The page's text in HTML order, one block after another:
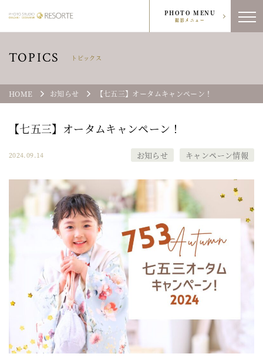
PHOTO MENU
撮影メニュー
TOPICS トピックス
HOME お知らせ 【七五三】オータムキャンペーン！
【七五三】オータムキャンペーン！
2024.09.14 お知らせ キャンペーン情報